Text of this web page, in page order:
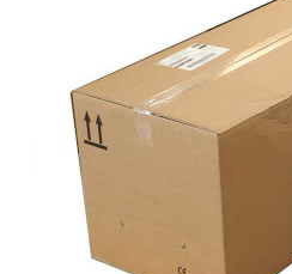
Resto Italia
Ribimex
Ripartrak
Ritter
River Systems
Robomow
Rossofuoco